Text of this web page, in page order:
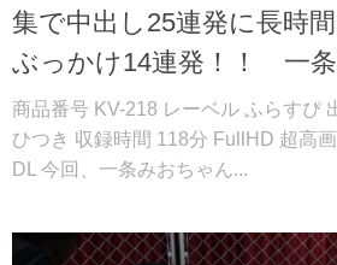
集で中出し25連発に長時
ぶっかけ14連発！！ 一
商品番号 KV-218 レーベル ふらすぴ
ひつき 収録時間 118分 FullHD 超高
DL 今回、一条みおちゃん...